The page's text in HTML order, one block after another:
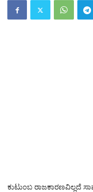
ಕುಟುಂಬ ರಾಜಕಾರಣವಿಲ್ಲದೆ